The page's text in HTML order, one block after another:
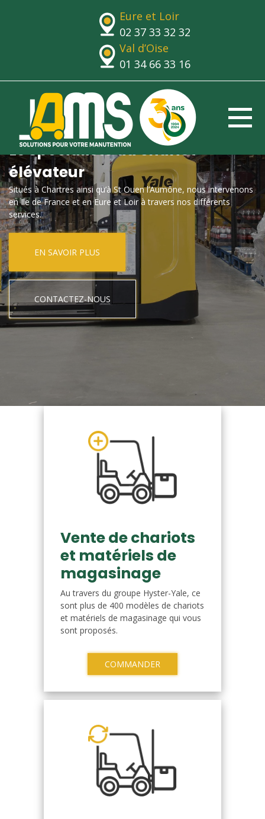
Eure et Loir
02 37 33 32 32
Val d’Oise
01 34 66 33 16
Le spécialiste du chariot
élévateur
Situés à Chartres ainsi qu’à St Ouen l’Aumône, nous intervenons
en Ile de France et en Eure et Loir à travers nos différents
services.
EN SAVOIR PLUS
CONTACTEZ-NOUS
Vente de chariots
et matériels de
magasinage
Au travers du groupe Hyster-Yale, ce
sont plus de 400 modèles de chariots
et matériels de magasinage qui vous
sont proposés.
COMMANDER